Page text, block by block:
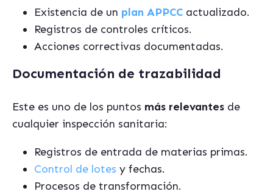
Existencia de un plan APPCC actualizado.
Registros de controles críticos.
Acciones correctivas documentadas.
Documentación de trazabilidad
Este es uno de los puntos más relevantes de
cualquier inspección sanitaria:
Registros de entrada de materias primas.
Control de lotes y fechas.
Procesos de transformación.